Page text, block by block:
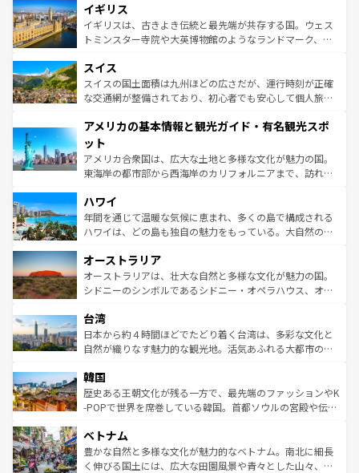
いる。シャンパンの発祥地であるランス、プロヴァンスの
香り高いラベンダー畑など、多彩な楽しみ方が可能だ。さ
らに、パリ以外の地域にも魅力が溢れており、どの街角に
れる地方に足を運ぶとそれぞれで全く異なる文化を体験で
きるだろう。 なお、新着のフランス情報はコンテンツ一覧
を参照してほしい。
顔を持つこの国は、どこを歩いても飽きることがない。ベ
ルリンの文化的活気、バイエルン州のアルプスの絶景、そ
してライン川沿いのワイン畑といった風景は必見。ビール
は、お酒好きな人にはぜひ体験してほしい。 なお、新着の
ドイツ情報はコンテンツ一覧を参照してほしい。
イギリス
イギリスは、古きよき伝統と最先端が共存する国。ウェス
トミンスター寺院や大英博物館のようなランドマーク、歴
リアごとに異なる魅力がある。また、優雅なアフタヌーン
ティー、ビール好きにはたまらない英国パブ、サッカー観
戦など、本場だからこそできる体験も豊富。イギリスを旅
ンツ一覧を参照してほしい。
スイス
スイスの国土面積は九州ほどの広さだが、運行時刻が正確
な交通網が整備されており、初心者でも安心して個人旅行
の建物がそのまま残る町や、スイスならではのユニークな
博物館もあり、アルプス観光だけでなく町歩きも満喫する
ことができる。国民の所得が高いため物価も高いが、旅行
者向けの交通パス提供のサービスもあり、うまく活用すれ
着のスイス情報は
アメリカの基本情報と観光ガイド・有名観光スポ
ット
アメリカ合衆国は、広大な土地と多様な文化が魅力の国。
東海岸の都市部から西海岸のカリフォルニアまで、訪れる
のような巨大都市は、観光、ショッピング、エンターテイ
ンメントが詰まった刺激的なスポットだ。一方、アメリカ
西部には大自然が広がり、グランドキャニオンやイエロー
部のニューオーリンズでは、音楽と美食が融合した独特の
文化が魅力。旅行者はアメリカの各地域で異なる魅力を楽
しみながら、その多様性と豊かな歴史を感じることができ
ならではの贅沢な旅のスタイルだ。 なお、新着のアメリカ
情報はコンテンツ一覧を参照してほしい。
ハワイ
年間を通じて温暖な気候に恵まれ、多くの島で構成される
ハワイは、どの島も独自の魅力をもっている。大自然の神
ワイ島は見逃せない。また、定番の観光地といえばオアフ
島だが、静かな自然を求めるならマウイ島やカウアイ島が
おすすめ。エメラルドグリーンに輝く海をはじめ、豊かな
れるおもてなしの心で訪れる人々を迎えてくれるハワイの
人々、おいしいローカルフードやハワイアンミュージッ
ク、伝統的なフラダンスなど、すべてがハワイの魅力を彩
ワイを、存分に味わってほしい。 なお、新着のハワイ情報
はコンテンツ一覧を参照してほしい。
オーストラリア
オーストラリアは、壮大な自然と多様な文化が魅力の国。
シドニーのシンボルであるシドニー・オペラハウス、オー
リアリーフや大陸中央部にそびえるウルル（エアーズロッ
ク）、タスマニアの美しい原生林やケアンズの熱帯雨林な
ど、見どころがたくさん。また、カフェやワイン、オージ
いる。アクティビティも充実しており、サーフィンやダイ
ビング、ハイキングなど、アウトドア好きにはたまらな
い。オーストラリアの多彩な魅力を存分に味わいつくそ
参照してほしい。
台湾
日本から約４時間ほどでたどり着く台湾は、多彩な文化と
自然が織りなす魅力的な観光地。活気あふれる大都市の台
ン）、静ひつな山岳地帯である台湾東部など、都市の喧騒
と山間の静けさが共存しており、訪れる人に新しい発見と
驚きをもたらしてくれる。また、奥深い台湾の食文化も魅
容にもいいと評判のスイーツなど、バラエティ豊かな料理
が味わえる。 なお、新着の台湾情報は コンテンツ一覧を参
照してほしい。
韓国
歴史ある王朝文化が残る一方で、最先端のファッションやK
-POPで世界を席巻している韓国。首都ソウルの宮殿や伝統
き、地方に足を延ばせば四季折々の自然美を楽しむことが
できる。そして、キムチや焼肉、絶品のストリートフード
まで、さまざまな韓国料理が待っている。夜には、韓国な
ベトナム
豊かな自然と多様な文化が魅力的なベトナム。南北に細長
く伸びる国土には、広大な田園風景や青々とした山々、世